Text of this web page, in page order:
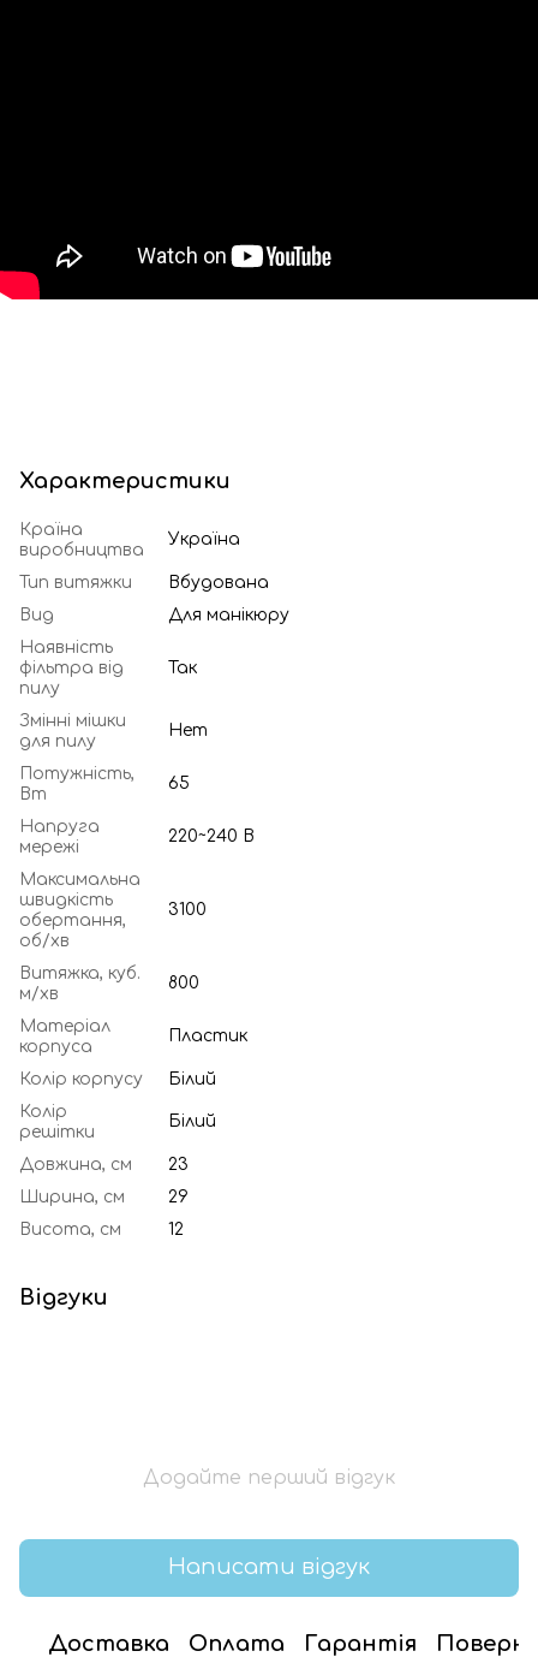
Характеристики
Країна
виробництва
Україна
Тип витяжки
Вбудована
Вид
Для манікюру
Наявність
фільтра від
пилу
Так
Змінні мішки
для пилу
Нет
Потужність,
Вт
65
Напруга
мережі
220~240 В
Максимальна
швидкість
обертання,
об/хв
3100
Витяжка, куб.
м/хв
800
Матеріал
корпуса
Пластик
Колір корпусу
Білий
Колір
решітки
Білий
Довжина, см
23
Ширина, см
29
Висота, см
12
Відгуки
Додайте перший відгук
Написати відгук
Доставка Оплата Гарантія